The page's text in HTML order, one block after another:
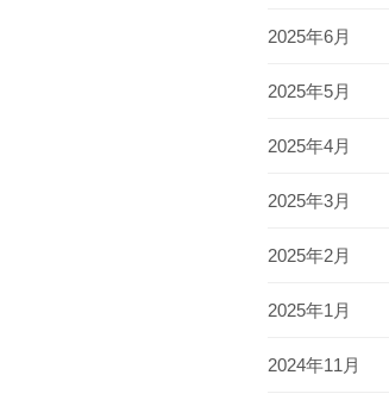
2025年6月
2025年5月
2025年4月
2025年3月
2025年2月
2025年1月
2024年11月